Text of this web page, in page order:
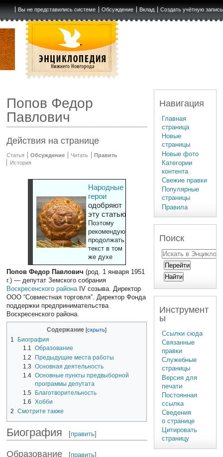
Вы не представились системе Обсуждение Вклад Создать учётную запись
Попов Федор
Павлович
Действия на странице
Статья Обсуждение Читать
Править
История
Народные
герои
одобряют
эту статью
Поэтому
рекомендуют
продолжать
текст в том
же духе
Попов Федор Павлович (род. 1 января 1951
г.) — депутат Земского собрания
Воскресенского районаIV созыва. Директор
ООО “Совместная торговля”. Директор Фонда
поддержки предпринимательства
Воскресенского района.
Содержание
1
Биография
1.1 Образование
1.2
Предыдущие места работы
1.3 Основная деятельность
1.4 Основные пункты предвыборной
программы депутата
1.5
Благотворительность
1.6 Хобби
2
Смотрите также
Биография [править]
Образование [править]
Навигация
Главная
страница
Новые
страницы
Новые фото
Категории
контента
Свежие правки
Популярные
страницы
Правила
Поиск
Инструмент
ы
Ссылки сюда
Связанные
правки
Служебные
страницы
Версия для
печати
Постоянная
ссылка
Сведения
о странице
Цитировать
страницу